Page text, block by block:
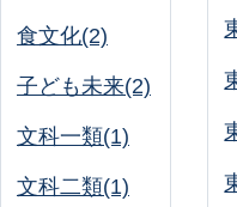
食文化(2)
子ども未来(2)
文科一類(1)
文科二類(1)